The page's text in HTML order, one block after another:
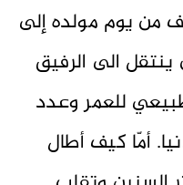
من يوم مولده إلى
الى الرفيق
للعمر وعدد
أمّا كيف أطال